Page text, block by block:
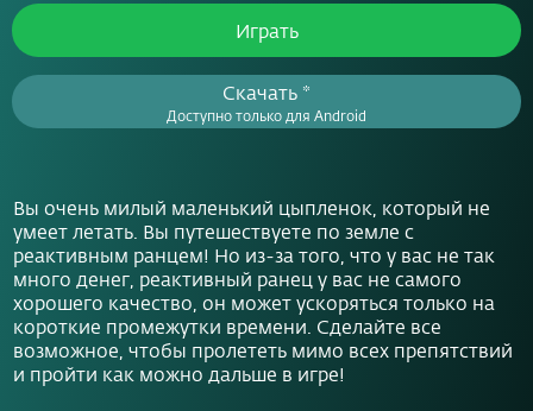
Играть
Скачать *
Доступно только для Android
Вы очень милый маленький цыпленок, который не
умеет летать. Вы путешествуете по земле с
реактивным ранцем! Но из-за того, что у вас не так
много денег, реактивный ранец у вас не самого
хорошего качество, он может ускоряться только на
короткие промежутки времени. Сделайте все
возможное, чтобы пролететь мимо всех препятствий
и пройти как можно дальше в игре!